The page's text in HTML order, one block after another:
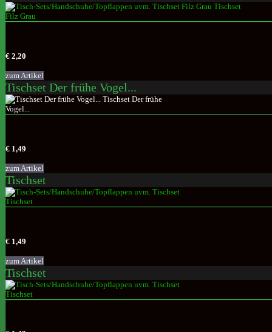
€ 2,20
zum Artikel
Tischset Der frühe Vogel...
€ 1,49
zum Artikel
Tischset
€ 1,49
zum Artikel
Tischset